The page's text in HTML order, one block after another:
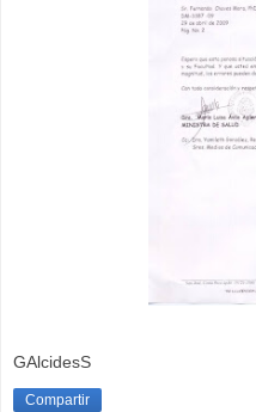
GAlcidesS
Compartir